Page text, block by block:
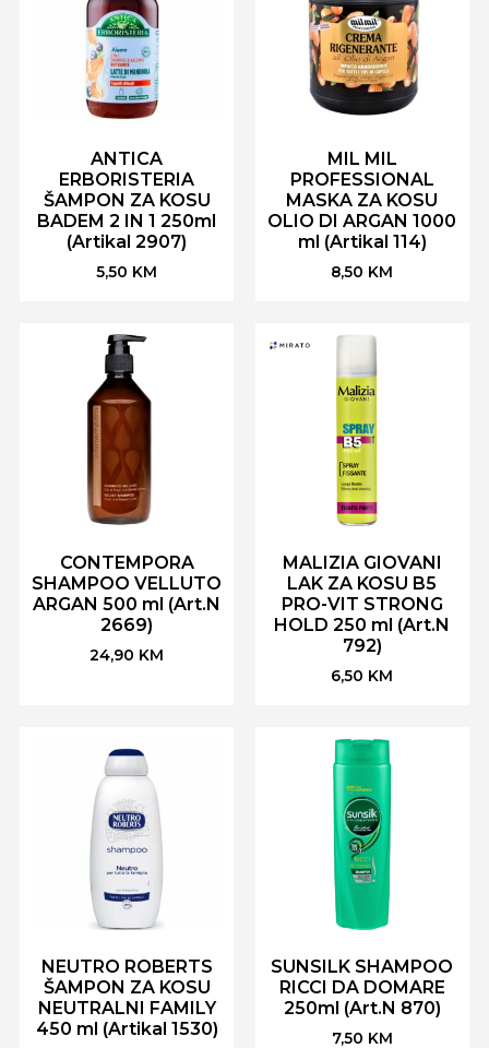
ANTICA
ERBORISTERIA
ŠAMPON ZA KOSU
BADEM 2 IN 1 250ml
(Artikal 2907)
5,50 KM
MIL MIL
PROFESSIONAL
MASKA ZA KOSU
OLIO DI ARGAN 1000
ml (Artikal 114)
8,50 KM
CONTEMPORA
SHAMPOO VELLUTO
ARGAN 500 ml (Art.N
2669)
24,90 KM
MALIZIA GIOVANI
LAK ZA KOSU B5
PRO-VIT STRONG
HOLD 250 ml (Art.N
792)
6,50 KM
NEUTRO ROBERTS
ŠAMPON ZA KOSU
NEUTRALNI FAMILY
450 ml (Artikal 1530)
SUNSILK SHAMPOO
RICCI DA DOMARE
250ml (Art.N 870)
7,50 KM